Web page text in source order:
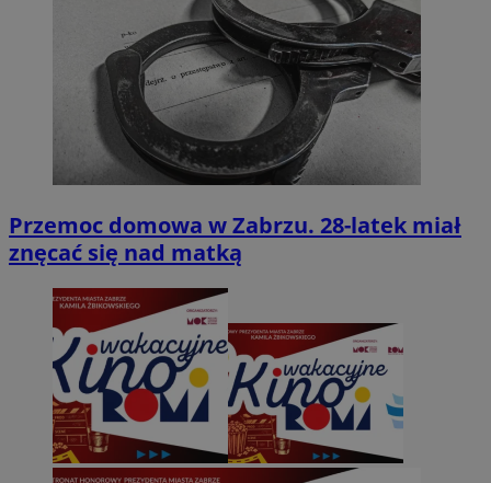
Przemoc domowa w Zabrzu. 28-latek miał
znęcać się nad matką